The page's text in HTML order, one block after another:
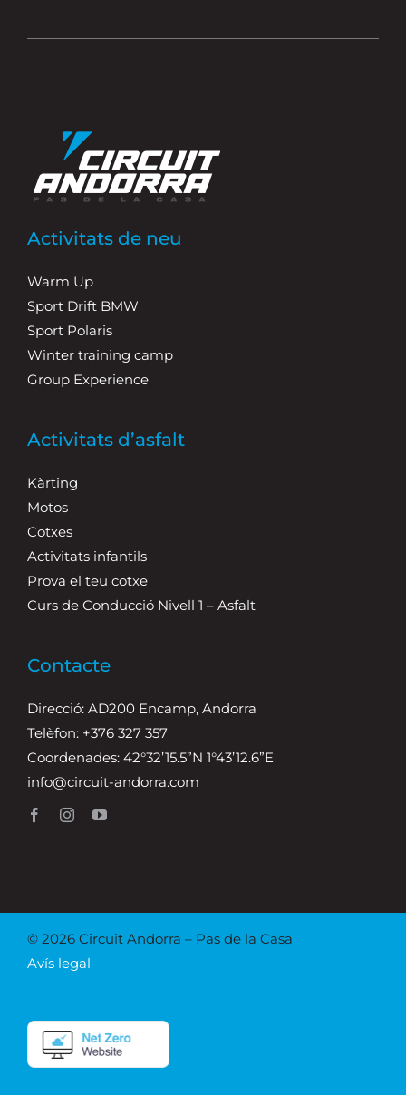
Activitats de neu
Warm Up
Sport Drift BMW
Sport Polaris
Winter training camp
Group Experience
Activitats d’asfalt
Kàrting
Motos
Cotxes
Activitats infantils
Prova el teu cotxe
Curs de Conducció Nivell 1 – Asfalt
Contacte
Direcció: AD200 Encamp, Andorra
Telèfon: +376 327 357
Coordenades: 42°32’15.5”N 1°43’12.6”E
info@circuit-andorra.com
© 2026 Circuit Andorra – Pas de la Casa
Avís legal